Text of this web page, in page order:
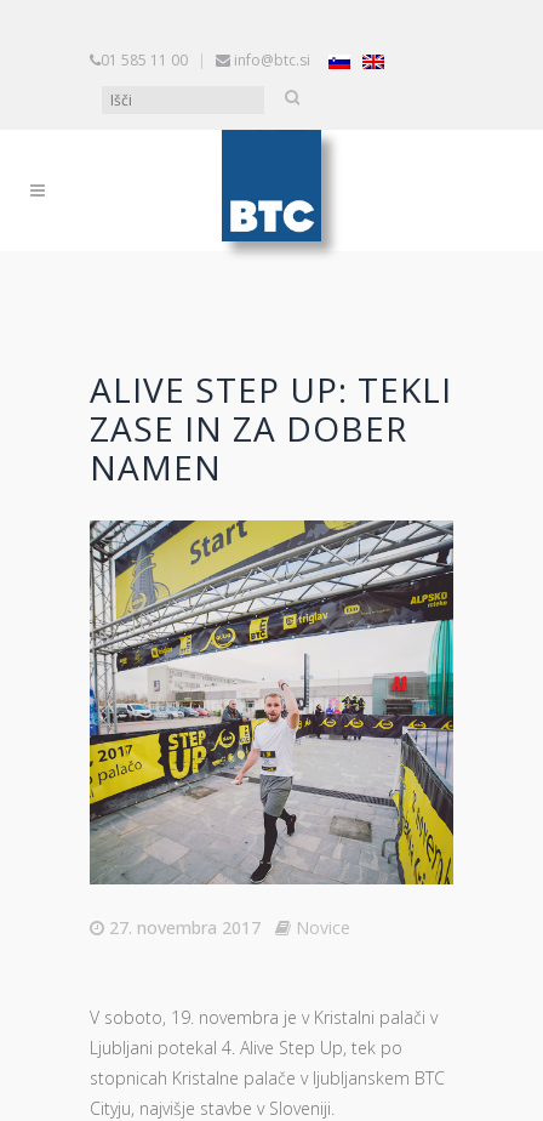
01 585 11 00 | info@btc.si
ALIVE STEP UP: TEKLI
ZASE IN ZA DOBER
NAMEN
27. novembra 2017 Novice
V soboto, 19. novembra je v Kristalni palači v
Ljubljani potekal 4. Alive Step Up, tek po
stopnicah Kristalne palače v ljubljanskem BTC
Cityju, najvišje stavbe v Sloveniji.